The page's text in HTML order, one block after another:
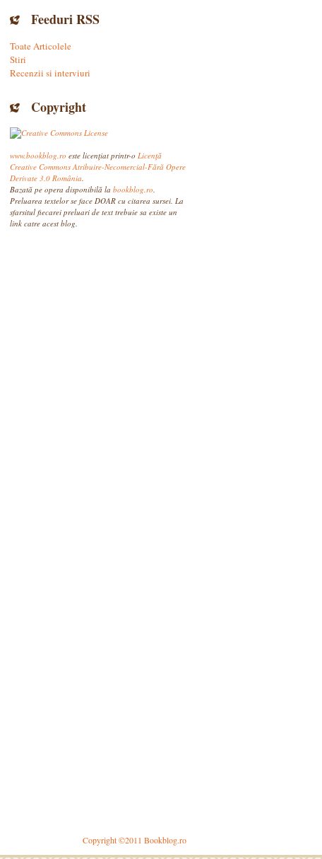
Feeduri RSS
Toate Articolele
Stiri
Recenzii si interviuri
Copyright
www.bookblog.ro este licenţiat printr-o Licenţă
Creative Commons Atribuire-Necomercial-Fără Opere
Derivate 3.0 România
Bazată pe opera disponibilă la bookblog.ro
Preluarea textelor se face DOAR cu citarea sursei. La
sfarsitul fiecarei preluari de text trebuie sa existe un
link catre acest blog.
Copyright ©2011 Bookblog.ro